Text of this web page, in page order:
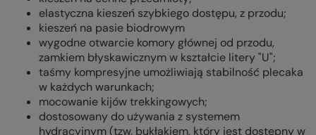
elastyczna kieszeń szybkiego dostępu, z przodu;
kieszeń na pasie biodrowym
wygodne otwarcie komory głównej od przodu,
zamkiem błyskawicznym w kształcie litery "U";
taśmy kompresyjne umożliwiają stabilność plecaka
w każdych warunkach;
mocowanie kijów trekkingowych;
dostosowany do używania z systemem
hydracyjnym (tzw. bukłakiem, który jest dostępny w